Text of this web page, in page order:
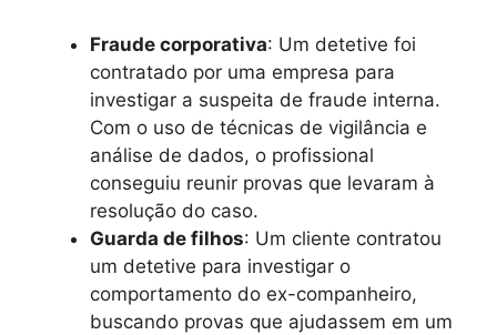
Fraude corporativa: Um detetive foi
contratado por uma empresa para
investigar a suspeita de fraude interna.
Com o uso de técnicas de vigilância e
análise de dados, o profissional
conseguiu reunir provas que levaram à
resolução do caso.
Guarda de filhos: Um cliente contratou
um detetive para investigar o
comportamento do ex-companheiro,
buscando provas que ajudassem em um